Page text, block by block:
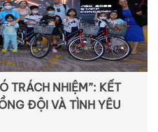
TRÁCH NHIỆM”: KẾT
ĐỘI VÀ TÌNH YÊU